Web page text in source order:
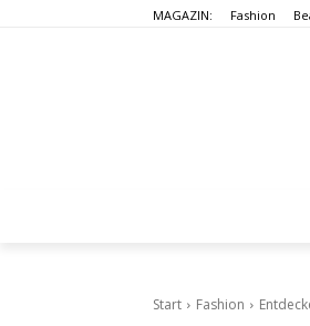
MAGAZIN: Fashion
Start Fashion